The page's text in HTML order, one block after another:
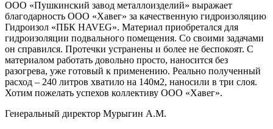
ООО «Пушкинский завод металлоизделий» выражает
благодарность ООО «Хавег» за качественную гидроизоляцию
Гидроизол «ПБК HAVEG». Материал приобретался для
гидроизоляции подвального помещения. Со своими задачами
он справился. Протечки устранены и более не беспокоят. С
материалом работать довольно просто, наносится без
разогрева, уже готовый к применению. Реально полученный
расход – 240 литров хватило на 140м2, наносили в три слоя.
Хотим пожелать успехов коллективу ООО «Хавег».
Генеральный директор Мурыгин А.М.